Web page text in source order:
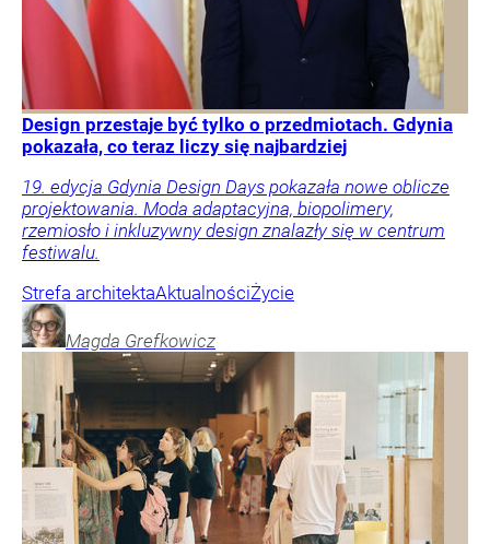
Design przestaje być tylko o przedmiotach. Gdynia
pokazała, co teraz liczy się najbardziej
19. edycja Gdynia Design Days pokazała nowe oblicze
projektowania. Moda adaptacyjna, biopolimery,
rzemiosło i inkluzywny design znalazły się w centrum
festiwalu.
Strefa architektaAktualnościŻycie
Magda Grefkowicz